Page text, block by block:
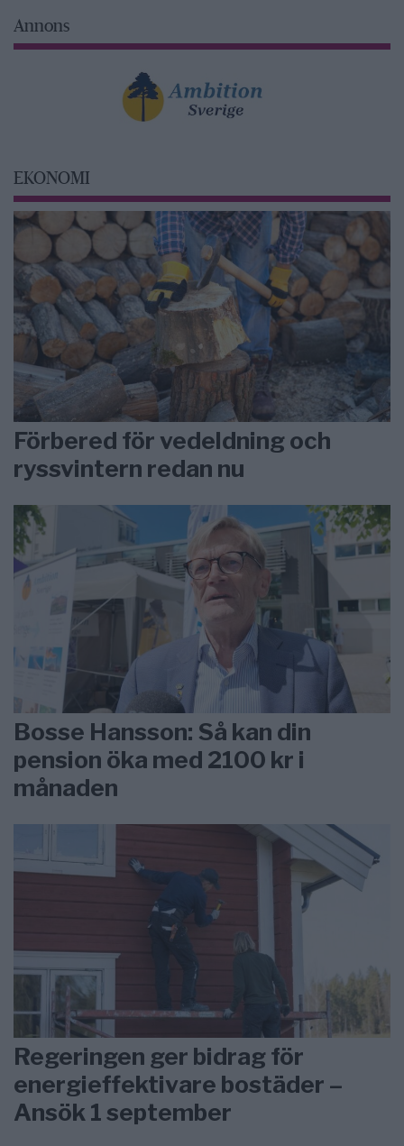
Annons
EKONOMI
Förbered för vedeldning och
ryssvintern redan nu
Bosse Hansson: Så kan din
pension öka med 2100 kr i
månaden
Regeringen ger bidrag för
energieffektivare bostäder –
Ansök 1 september